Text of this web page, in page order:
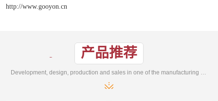
http://www.gooyon.cn
产品推荐